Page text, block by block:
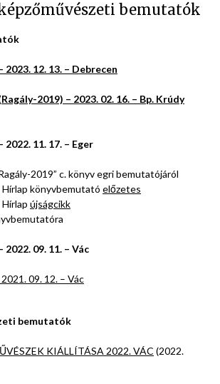
bemutatók
12. 13. – Debrecen
2019) – 2023. 02. 16. – Bp. Krúdy
11. 17. – Eger
2019” c. könyv egri bemutatójáról
könyvbemutató előzetes
újságcikk
09. 11. – Vác
09. 12. – Vác
bemutatók
KIÁLLÍTÁSA 2022. VÁC (2022.